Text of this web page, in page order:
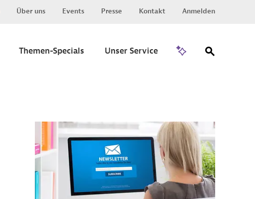
Über uns Events Presse Kontakt Anmelden
Themen-Specials Unser Service